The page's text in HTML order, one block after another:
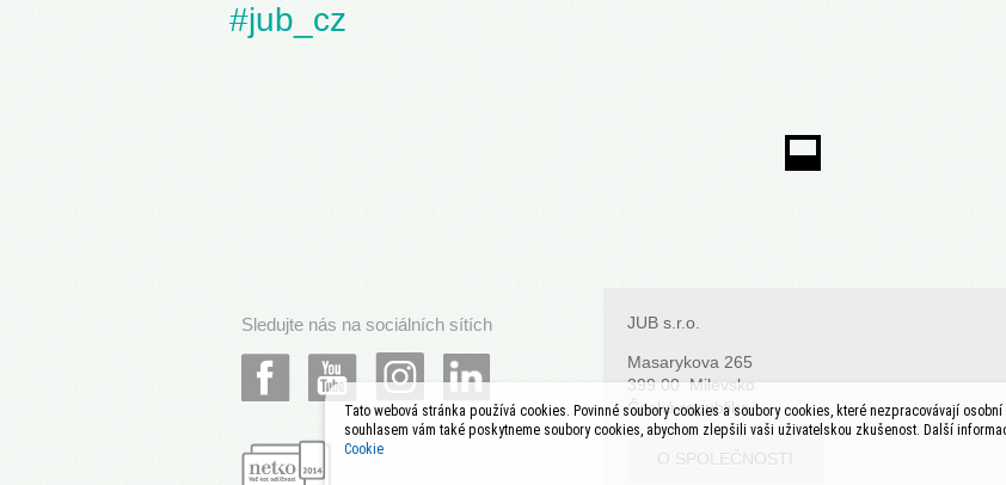
#jub_cz
Sledujte nás na sociálních sítích JUB s.r.o.
Masarykova 265
399 00 Milevsko
Česká republika
O SPOLEČNOSTI
Tato webová stránka používá cookies. Povinné soubory cookies a soubory cookies, které nezpracovávají
souhlasem vám také poskytneme soubory cookies, abychom zlepšili vaši uživatelskou zkušenost. Další
Cookie